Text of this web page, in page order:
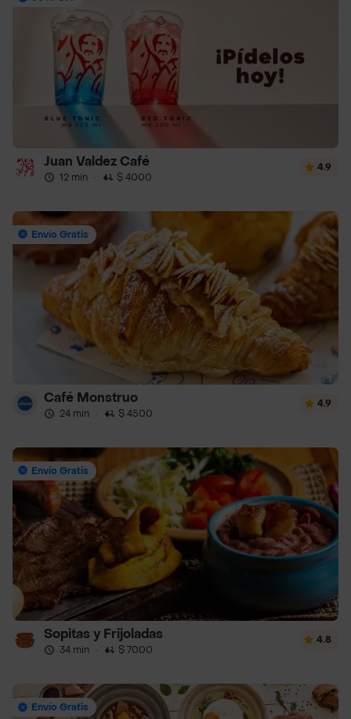
Juan Valdez Café
12 min · $ 4000
4.9
Envío Gratis
Café Monstruo
24 min · $ 4500
4.9
Envío Gratis
Sopitas y Frijoladas
34 min · $ 7000
4.8
Envío Gratis